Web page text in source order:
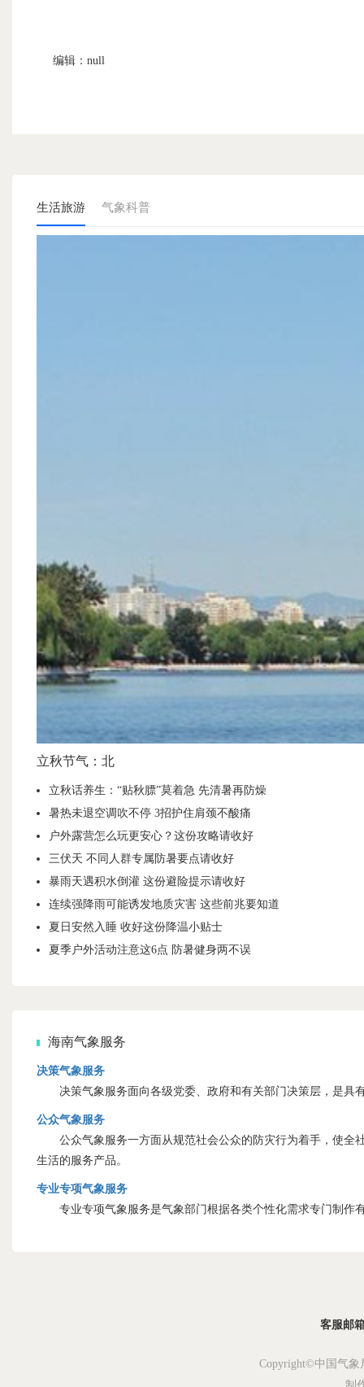
编辑：null
生活旅游 气象科普
立秋节气：北
立秋话养生：“贴秋膘”莫着急 先清暑再防燥
暑热未退空调吹不停 3招护住肩颈不酸痛
户外露营怎么玩更安心？这份攻略请收好
三伏天 不同人群专属防暑要点请收好
暴雨天遇积水倒灌 这份避险提示请收好
连续强降雨可能诱发地质灾害 这些前兆要知道
夏日安然入睡 收好这份降温小贴士
夏季户外活动注意这6点 防暑健身两不误
海南气象服务
决策气象服务
决策气象服务面向各级党委、政府和有关部门决策层，是具
公众气象服务
公众气象服务一方面从规范社会公众的防灾行为着手，使全
生活的服务产品。
专业专项气象服务
专业专项气象服务是气象部门根据各类个性化需求专门制作
客服邮
Copyright©中国气象